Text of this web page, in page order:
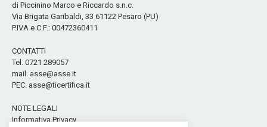
di Piccinino Marco e Riccardo s.n.c.
Via Brigata Garibaldi, 33 61122 Pesaro (PU)
P.IVA e C.F.: 00472360411
CONTATTI
Tel. 0721 289057
mail. asse@asse.it
PEC. asse@ticertifica.it
NOTE LEGALI
Informativa Privacy